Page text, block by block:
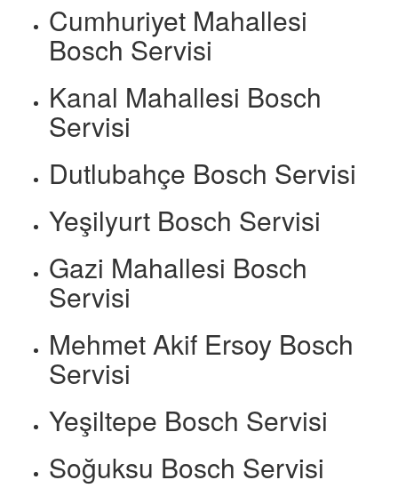
Cumhuriyet Mahallesi
Bosch Servisi
Kanal Mahallesi Bosch
Servisi
Dutlubahçe Bosch Servisi
Yeşilyurt Bosch Servisi
Gazi Mahallesi Bosch
Servisi
Mehmet Akif Ersoy Bosch
Servisi
Yeşiltepe Bosch Servisi
Soğuksu Bosch Servisi